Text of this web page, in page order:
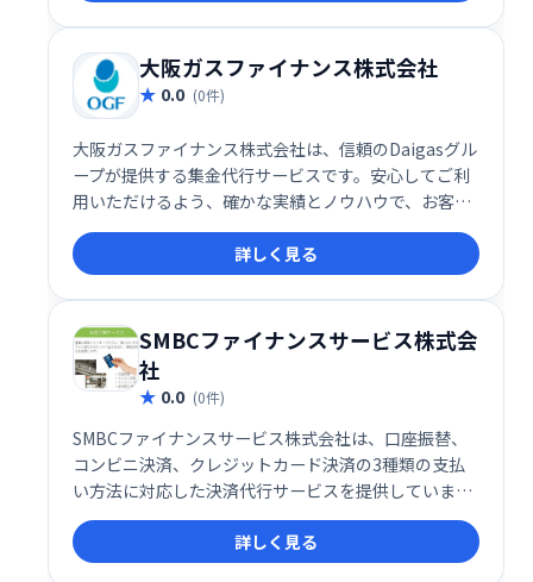
大阪ガスファイナンス株式会社
0.0 (0件)
大阪ガスファイナンス株式会社は、信頼のDaigasグル
ープが提供する集金代行サービスです。安心してご利
用いただけるよう、確かな実績とノウハウで、お客様
の業務をサポートいたします。効率的な集金業務を実
現し、経営の安定化に貢献します。
詳しく見る
SMBCファイナンスサービス株式会
社
0.0 (0件)
SMBCファイナンスサービス株式会社は、口座振替、
コンビニ決済、クレジットカード決済の3種類の支払
い方法に対応した決済代行サービスを提供していま
す。お客様は、お好みの方法でお支払いが可能です。
スムーズで安全な決済処理を実現し、企業の業務効率
化を支援します。
詳しく見る